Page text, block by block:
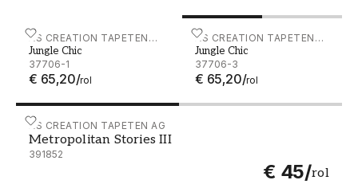
AS CREATION TAPETEN
AG
Jungle Chic
37706-1
€ 65,20/rol
Jungle Chic - 37706-1
AS CREATION TAPETEN
AG
Jungle Chic
37706-3
€ 65,20/rol
Jungle Chic - 37706-3
AS CREATION TAPETEN AG
Metropolitan Stories III
391852
€ 45/rol
Metropolitan Stories III - 391852